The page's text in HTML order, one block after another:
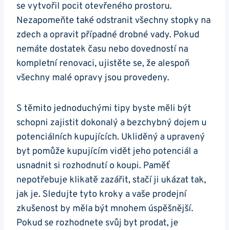
se vytvořil pocit otevřeného prostoru.
Nezapomeňte také odstranit všechny stopky na
zdech a opravit případné drobné vady. Pokud
nemáte dostatek času nebo dovedností na
kompletní renovaci, ujistěte se, že alespoň
všechny malé opravy jsou provedeny.
S těmito jednoduchými tipy byste měli být
schopni zajistit dokonalý a bezchybný dojem u
potenciálních kupujících. Ukliděný a upravený
byt pomůže kupujícím vidět jeho potenciál a
usnadnit si rozhodnutí o koupi. Paměť
nepotřebuje klikatě zazářit, stačí ji ukázat tak,
jak je. Sledujte tyto kroky a vaše prodejní
zkušenost by měla být mnohem úspěšnější.
Pokud se rozhodnete svůj byt prodat, je